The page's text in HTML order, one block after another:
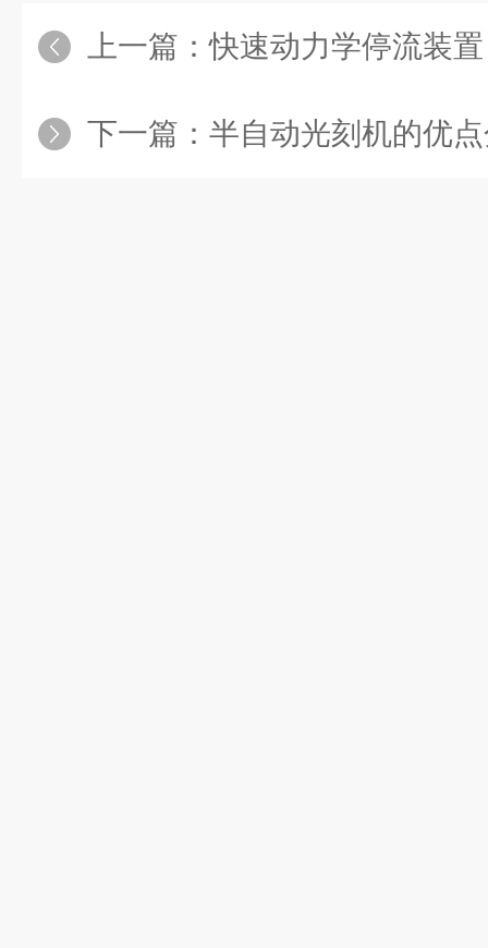
上一篇：快速动力学停流装置：揭示
下一篇： 半自动光刻机的优